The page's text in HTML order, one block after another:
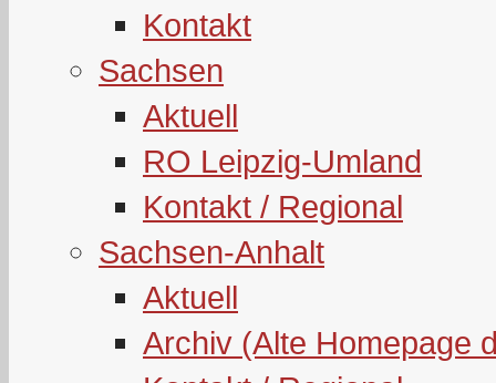
Kontakt
Sachsen
Aktuell
RO Leipzig-Umland
Kontakt / Regional
Sachsen-Anhalt
Aktuell
Archiv (Alte Homepage